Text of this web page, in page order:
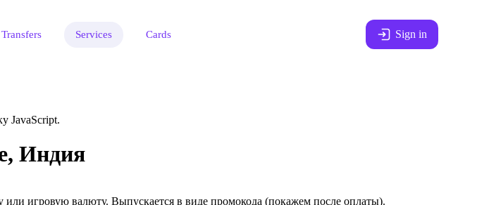
Transfers Services Cards Sign in
JavaScript.
Индия
игровую валюту. Выпускается в виде промокода (покажем после оплаты).